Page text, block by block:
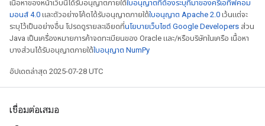
เนื้อหาของหน้าเว็บนี้ได้รับอนุญาตภายใต้ใบอนุญาตที่ต้องระบุที่มาของครีเอทีฟคอม
มอนส์ 4.0 และตัวอย่างโค้ดได้รับอนุญาตภายใต้ใบอนุญาต Apache 2.0 เว้นแต่จะ
ระบุไว้เป็นอย่างอื่น โปรดดูรายละเอียดที่นโยบายเว็บไซต์ Google Developers ส่วน
Java เป็นเครื่องหมายการค้าจดทะเบียนของ Oracle และ/หรือบริษัทในเครือ เนื้อหา
บางส่วนได้รับอนุญาตภายใต้ใบอนุญาต NumPy
อัปเดตล่าสุด 2025-07-28 UTC
เชื่อมต่อเสมอ